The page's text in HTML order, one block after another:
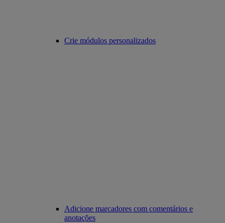
Crie módulos personalizados
Adicione marcadores com comentários e
anotações